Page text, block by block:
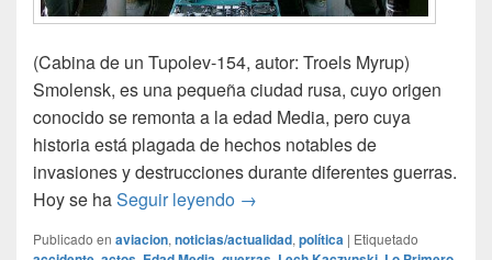
(Cabina de un Tupolev-154, autor: Troels Myrup)
Smolensk, es una pequeña ciudad rusa, cuyo origen
conocido se remonta a la edad Media, pero cuya
historia está plagada de hechos notables de
invasiones y destrucciones durante diferentes guerras.
Hoy se haSeguir leyendo Accidente en Smolensk
→
Publicado en aviacion,noticias/actualidad,política | Etiquetado